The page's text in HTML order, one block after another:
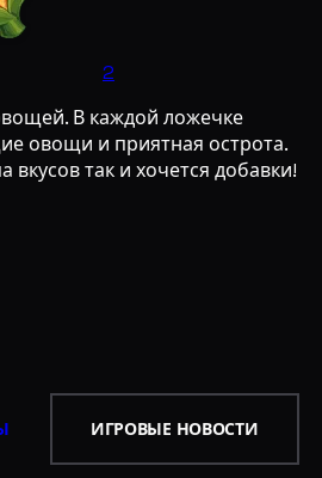
2
В каждой ложечке
овощи и приятная острота.
вкусов так и хочется добавки!
ИГРОВЫЕ НОВОСТИ